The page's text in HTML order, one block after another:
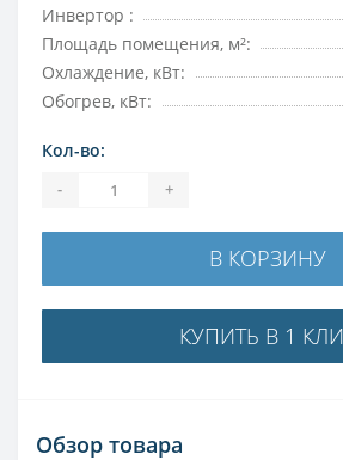
Инвертор :
Площадь помещения, м²:
Охлаждение, кВт:
Обогрев, кВт:
Кол-во:
- +
В КОРЗИНУ
КУПИТЬ В 1
Обзор товара